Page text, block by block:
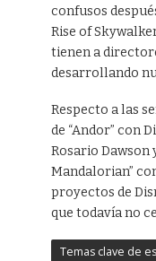
confusos
Rise of
tienen a
desarrollando
Respecto a las
de “Andor” con
Rosario Dawson
Mandalorian”
proyectos de
que todavía no
Temas clave de